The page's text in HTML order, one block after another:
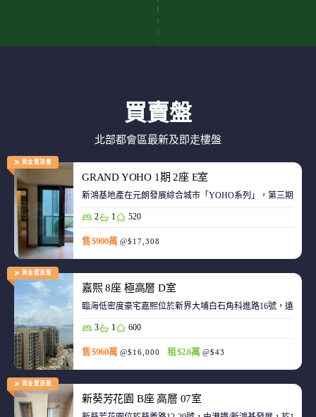
買賣盤
北部都會區最新及即走樓盤
黃金置頂盤
GRAND YOHO 1期 2座 E室
2 1 520
售 $900萬 @$17,308
黃金置頂盤
嘉熙 8座 極高層 D室
臨海低密度豪宅嘉熙位於新界大埔白石角科進路16號，遠離
3 1 600
售 $960萬 @$16,000 租 $2.6萬 @$43
黃金置頂盤
新葵芳花園 B座 高層 07室